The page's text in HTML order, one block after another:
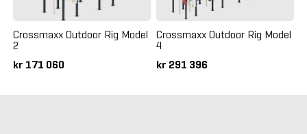
Crossmaxx Outdoor Rig Model
2
kr 171 060
Crossmaxx Outdoor Rig Model
4
kr 291 396